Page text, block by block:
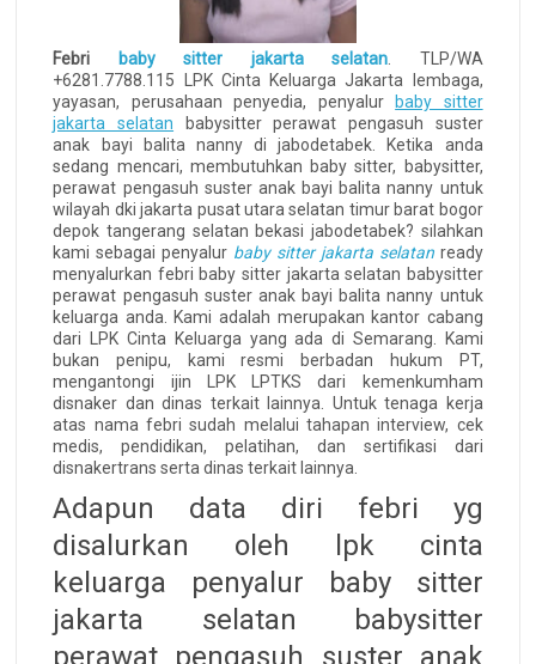
Febri baby sitter jakarta selatan . TLP/WA
+6281.7788.115 LPK Cinta Keluarga Jakarta lembaga,
yayasan, perusahaan penyedia, penyalur
baby sitter
jakarta selatan babysitter perawat pengasuh suster
anak bayi balita nanny di jabodetabek. Ketika anda
sedang mencari, membutuhkan baby sitter, babysitter,
perawat pengasuh suster anak bayi balita nanny untuk
wilayah dki jakarta pusat utara selatan timur barat bogor
depok tangerang selatan bekasi jabodetabek? silahkan
kami sebagai penyalur baby sitter jakarta selatanready
menyalurkan febri baby sitter jakarta selatan babysitter
perawat pengasuh suster anak bayi balita nanny untuk
keluarga anda. Kami adalah merupakan kantor cabang
dari LPK Cinta Keluarga yang ada di Semarang. Kami
bukan penipu, kami resmi berbadan hukum PT,
mengantongi ijin LPK LPTKS dari kemenkumham
disnaker dan dinas terkait lainnya. Untuk tenaga kerja
atas nama febri sudah melalui tahapan interview, cek
medis, pendidikan, pelatihan, dan sertifikasi dari
disnakertrans serta dinas terkait lainnya.
Adapun data diri febri yg
disalurkan oleh lpk cinta
keluarga penyalur baby sitter
jakarta selatan babysitter
perawat pengasuh suster anak